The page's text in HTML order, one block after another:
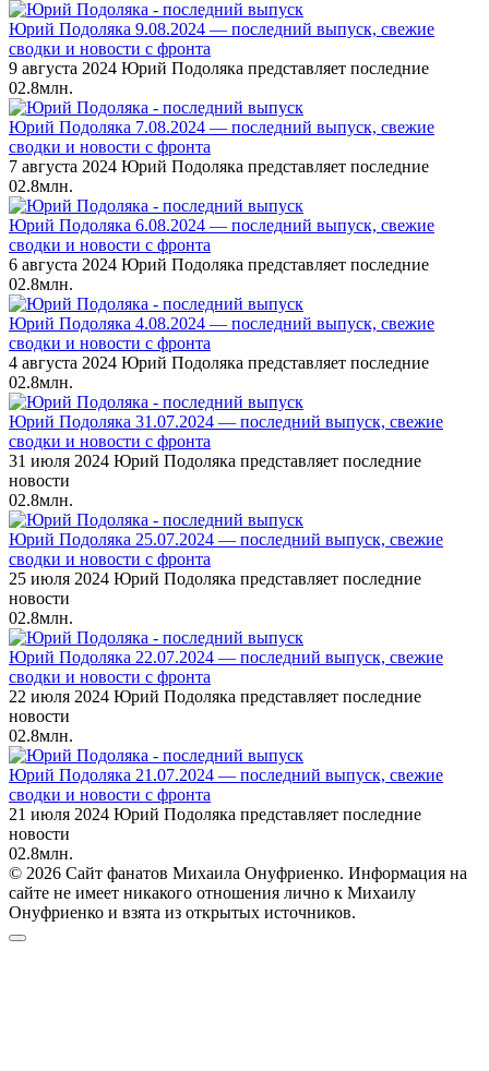
Юрий Подоляка 9.08.2024 — последний выпуск, свежие
сводки и новости с фронта
9 августа 2024 Юрий Подоляка представляет последние
02.8млн.
Юрий Подоляка 7.08.2024 — последний выпуск, свежие
сводки и новости с фронта
7 августа 2024 Юрий Подоляка представляет последние
02.8млн.
Юрий Подоляка 6.08.2024 — последний выпуск, свежие
сводки и новости с фронта
6 августа 2024 Юрий Подоляка представляет последние
02.8млн.
Юрий Подоляка 4.08.2024 — последний выпуск, свежие
сводки и новости с фронта
4 августа 2024 Юрий Подоляка представляет последние
02.8млн.
Юрий Подоляка 31.07.2024 — последний выпуск, свежие
сводки и новости с фронта
31 июля 2024 Юрий Подоляка представляет последние
новости
02.8млн.
Юрий Подоляка 25.07.2024 — последний выпуск, свежие
сводки и новости с фронта
25 июля 2024 Юрий Подоляка представляет последние
новости
02.8млн.
Юрий Подоляка 22.07.2024 — последний выпуск, свежие
сводки и новости с фронта
22 июля 2024 Юрий Подоляка представляет последние
новости
02.8млн.
Юрий Подоляка 21.07.2024 — последний выпуск, свежие
сводки и новости с фронта
21 июля 2024 Юрий Подоляка представляет последние
новости
02.8млн.
© 2026 Сайт фанатов Михаила Онуфриенко. Информация на
сайте не имеет никакого отношения лично к Михаилу
Онуфриенко и взята из открытых источников.